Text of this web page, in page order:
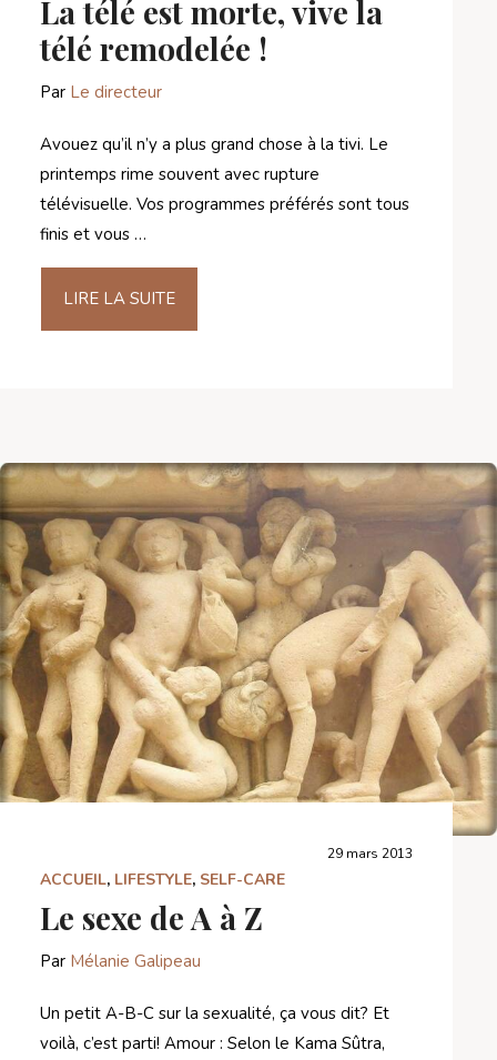
La télé est morte, vive la
télé remodelée !
Par Le directeur
Avouez qu’il n’y a plus grand chose à la tivi. Le
printemps rime souvent avec rupture
télévisuelle. Vos programmes préférés sont tous
finis et vous …
LIRE LA SUITE
29 mars 2013
ACCUEIL, LIFESTYLE, SELF-CARE
Le sexe de A à Z
Par Mélanie Galipeau
Un petit A-B-C sur la sexualité, ça vous dit? Et
voilà, c’est parti! Amour : Selon le Kama Sûtra,